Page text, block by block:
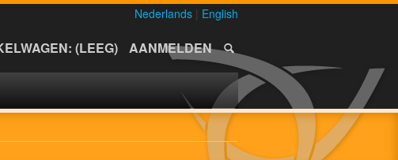
Nederlands English
(LEEG) AANMELDEN